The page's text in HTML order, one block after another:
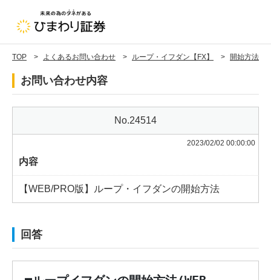
TOP よくあるお問い合わせ ループ・イフダン【FX】 開始方法
お問い合わせ内容
24514
2023/02/02 00:00:00
内容
【WEB/PRO版】ループ・イフダンの開始方法
回答